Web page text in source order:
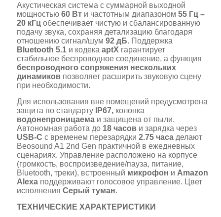
Акустическая система с суммарной выходной
мощностью60 Вт и частотным диапазоном55 Гц –
20 кГц обеспечивает чистую и сбалансированную
подачу звука, сохраняя детализацию благодаря
отношению сигнал/шум92 дБ. Поддержка
Bluetooth 5.1 и кодекаaptX гарантирует
стабильное беспроводное соединение, а функция
беспроводного сопряжения нескольких
динамиков позволяет расширить звуковую сцену
при необходимости.
Для использования вне помещений предусмотрена
защита по стандарту
IP67, колонка
водонепроницаема и защищена от пыли.
Автономная работа до 18 часов и зарядка через
USB-C с временем перезарядки2.75 часа делают
Beosound A1 2nd Gen практичной в ежедневных
сценариях. Управление расположено на корпусе
(громкость, воспроизведение/пауза, питание,
Bluetooth, треки), встроенный микрофон и Amazon
Alexa поддерживают голосовое управление. Цвет
исполненияСерый туман.
ТЕХНИЧЕСКИЕ ХАРАКТЕРИСТИКИ